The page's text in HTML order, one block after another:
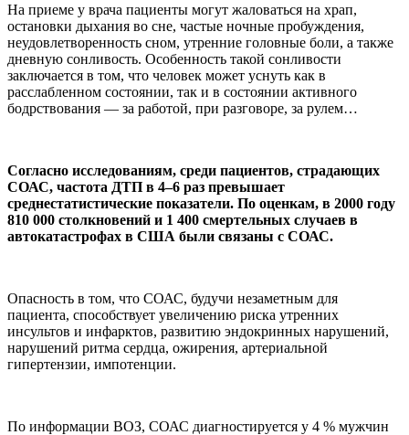
На приеме у врача пациенты могут жаловаться на храп,
остановки дыхания во сне, частые ночные пробуждения,
неудовлетворенность сном, утренние головные боли, а также
дневную сонливость. Особенность такой сонливости
заключается в том, что человек может уснуть как в
расслабленном состоянии, так и в состоянии активного
бодрствования — за работой, при разговоре, за рулем…
Согласно исследованиям, среди пациентов, страдающих
СОАС, частота ДТП в 4–6 раз превышает
среднестатистические показатели. По оценкам, в 2000 году
810 000 столкновений и 1 400 смертельных случаев в
автокатастрофах в США были связаны с СОАС.
Опасность в том, что СОАС, будучи незаметным для
пациента, способствует увеличению риска утренних
инсультов и инфарктов, развитию эндокринных нарушений,
нарушений ритма сердца, ожирения, артериальной
гипертензии, импотенции.
По информации ВОЗ, СОАС диагностируется у 4 % мужчин